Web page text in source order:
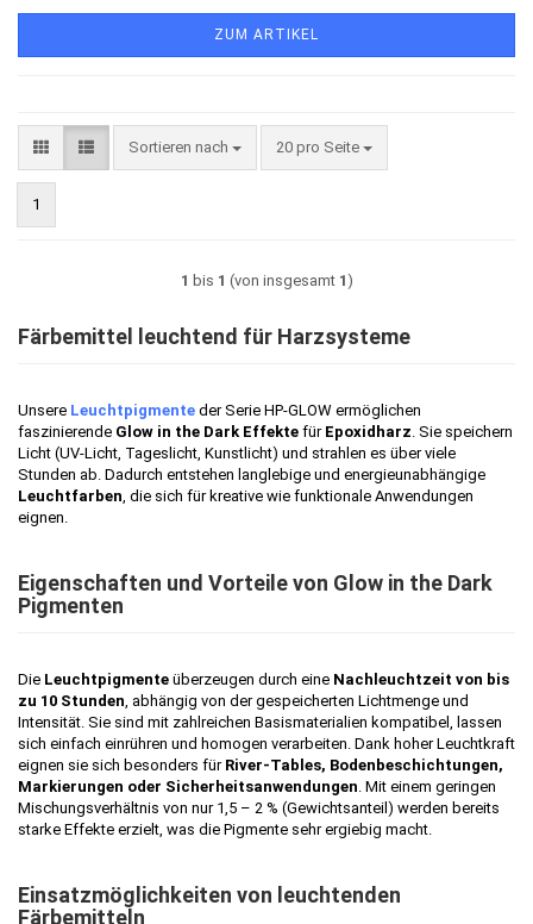
ZUM ARTIKEL
Sortieren nach
Sortieren nach 20 pro Seite
pro Seite
1
1 bis 1 (von insgesamt 1)
Färbemittel leuchtend für Harzsysteme
Unsere Leuchtpigmente der Serie HP-GLOW ermöglichen
faszinierende Glow in the Dark Effekte für Epoxidharz. Sie speichern
Licht (UV-Licht, Tageslicht, Kunstlicht) und strahlen es über viele
Stunden ab. Dadurch entstehen langlebige und energieunabhängige
Leuchtfarben, die sich für kreative wie funktionale Anwendungen
eignen.
Eigenschaften und Vorteile von Glow in the Dark
Pigmenten
Die Leuchtpigmente überzeugen durch eine Nachleuchtzeit von bis
zu 10 Stunden, abhängig von der gespeicherten Lichtmenge und
Intensität. Sie sind mit zahlreichen Basismaterialien kompatibel, lassen
sich einfach einrühren und homogen verarbeiten. Dank hoher Leuchtkraft
eignen sie sich besonders für River-Tables, Bodenbeschichtungen,
Markierungen oder Sicherheitsanwendungen. Mit einem geringen
Mischungsverhältnis von nur 1,5 – 2 % (Gewichtsanteil) werden bereits
starke Effekte erzielt, was die Pigmente sehr ergiebig macht.
Einsatzmöglichkeiten von leuchtenden
Färbemitteln